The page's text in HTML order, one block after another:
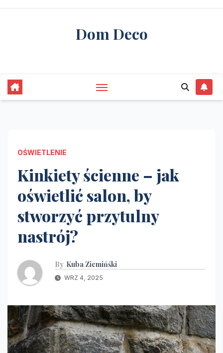
Skip
Dom Deco
OŚWIETLENIE
Kinkiety ścienne – jak
oświetlić salon, by
stworzyć przytulny
nastrój?
By Kuba Ziemińśki
WRZ 4, 2025